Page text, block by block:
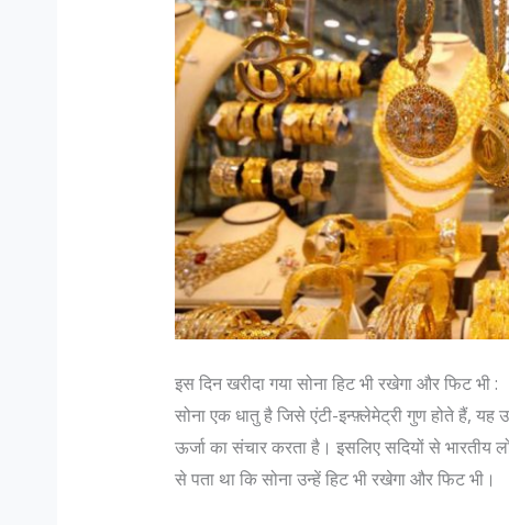
इस दिन खरीदा गया सोना हिट भी रखेगा और फिट भी :
सोना एक धातु है जिसे एंटी-इन्फ़्लेमेट्री गुण होते हैं,
ऊर्जा का संचार करता है। इसलिए सदियों से
से पता था कि सोना उन्हें हिट भी रखेगा और फिट भी।